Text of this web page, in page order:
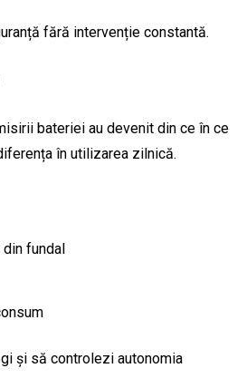
fără intervenție constantă.
bateriei au devenit din ce în ce
în utilizarea zilnică.
fundal
și să controlezi autonomia